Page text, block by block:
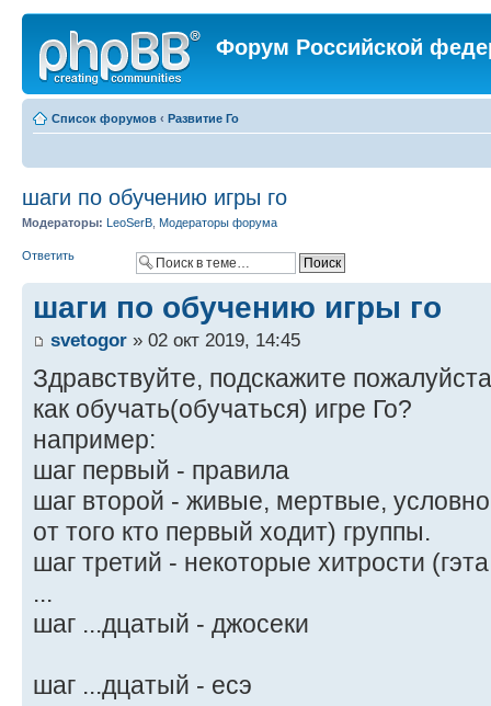
Форум Российской
Список форумов ‹ Развитие Го
шаги по обучению игры го
Модераторы: LeoSerB Модераторы форума
Ответить
шаги по обучению игры го
svetogor » 02 окт 2019, 14:45
Здравствуйте, подскажите
как обучать(обучаться) игре Го?
например:
шаг первый - правила
шаг второй - живые, мертвые,
от того кто первый ходит) группы.
шаг третий - некоторые хитрости
...
шаг ...дцатый - джосеки
шаг ...дцатый - есэ